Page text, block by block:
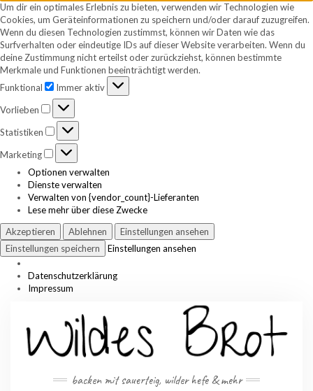
Um dir ein optimales Erlebnis zu bieten, verwenden wir Technologien wie
Cookies, um Geräteinformationen zu speichern und/oder darauf zuzugreifen.
Wenn du diesen Technologien zustimmst, können wir Daten wie das
Surfverhalten oder eindeutige IDs auf dieser Website verarbeiten. Wenn du
deine Zustimmung nicht erteilst oder zurückziehst, können bestimmte
Merkmale und Funktionen beeinträchtigt werden.
Funktional
Funktional
Immer aktiv
Vorlieben
Vorlieben
Statistiken Statistiken
Marketing
Marketing
Optionen verwalten
Dienste verwalten
Verwalten von {vendor_count}-Lieferanten
Lese mehr über diese Zwecke
Akzeptieren
Ablehnen
Einstellungen ansehen
Einstellungen speichern
Einstellungen ansehen
Datenschutzerklärung
Impressum
content
backen mit sauerteig, wilder hefe & mehr